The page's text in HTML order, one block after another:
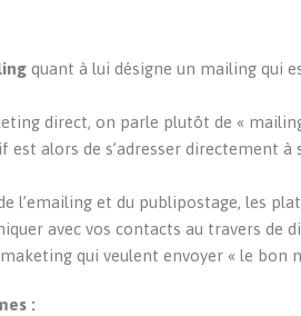
quant à lui désigne un mailing qui
direct, on parle plutôt de «
est alors de s’adresser directement
l’emailing et du publipostage, les
avec vos contacts au travers de
qui veulent envoyer « le bon
: